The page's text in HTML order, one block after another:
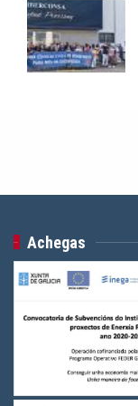
Achegas